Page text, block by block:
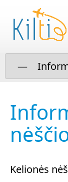
Kelionės